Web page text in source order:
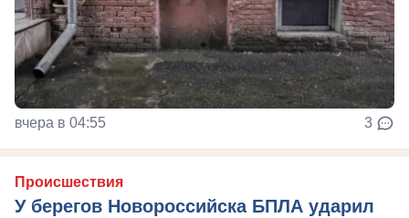
вчера в 04:55 3
Происшествия
У берегов Новороссийска БПЛА ударил